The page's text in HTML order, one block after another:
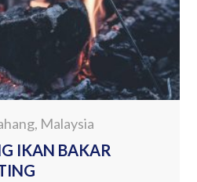
Malaysia
IKAN BAKAR